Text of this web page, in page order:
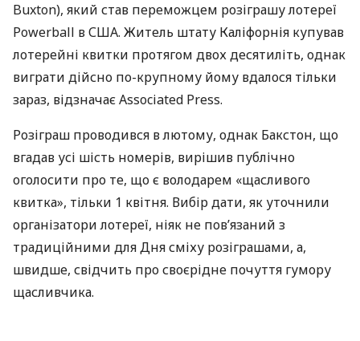
Buxton), який став переможцем розіграшу лотереї
Powerball вСША. Житель штату Каліфорнія купував
лотерейні квитки протягом двох десятиліть, однак
виграти дійсно по-крупному йому вдалося тільки
зараз, відзначає Associated Press.
Розіграш проводився в лютому, однак Бакстон, що
вгадав усі шість номерів, вирішив публічно
оголосити про те, що є володарем «щасливого
квитка», тільки 1 квітня. Вибір дати, як уточнили
організатори лотереї, ніяк не пов’язаний з
традиційними для Дня сміху розіграшами, а,
швидше, свідчить про своєрідне почуття гумору
щасливчика.